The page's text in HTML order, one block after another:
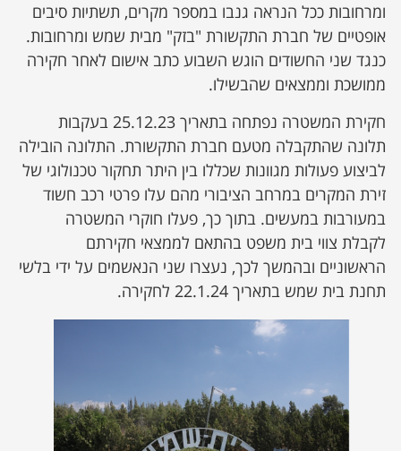
ומרחובות ככל הנראה גנבו במספר מקרים, תשתיות סיבים
אופטיים של חברת התקשורת "בזק" מבית שמש ומרחובות.
כנגד שני החשודים הוגש השבוע כתב אישום לאחר חקירה
ממושכת וממצאים שהבשילו.
חקירת המשטרה נפתחה בתאריך 25.12.23 בעקבות
תלונה שהתקבלה מטעם חברת התקשורת. התלונה הובילה
לביצוע פעולות מגוונות שכללו בין היתר תחקור טכנולוגי של
זירת המקרים במרחב הציבורי מהם עלו פרטי רכב חשוד
במעורבות במעשים. בתוך כך, פעלו חוקרי המשטרה
לקבלת צווי בית משפט בהתאם לממצאי חקירתם
הראשוניים ובהמשך לכך, נעצרו שני הנאשמים על ידי בלשי
תחנת בית שמש בתאריך 22.1.24 לחקירה.